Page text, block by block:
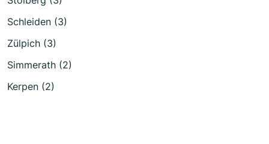
Schleiden (3)
Zülpich (3)
Simmerath (2)
Kerpen (2)